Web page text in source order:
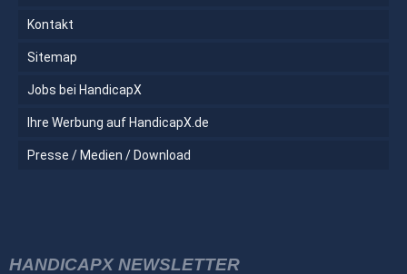
Kontakt
Sitemap
Jobs bei HandicapX
Ihre Werbung auf HandicapX.de
Presse / Medien / Download
HANDICAPX NEWSLETTER